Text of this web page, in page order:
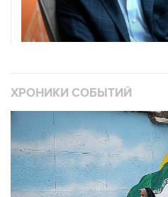
ХРОНИКИ СОБЫТИЙ